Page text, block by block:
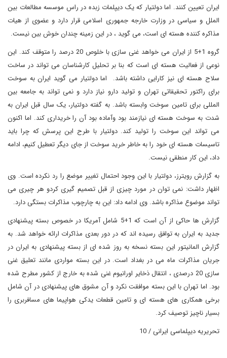
ایران تعیین کنند. اما دولتیار که یک دیپلمات زبده در راس موسسه مطالعات بین
الملل و سیاسی در وزارت خارجه جمهوری اسلامی قرار دارد و عضوی از هیات
مذاکره کننده هسته ای است، می گوید ، در این زمینه چندان خوش بین نیست.
گروه 1+5 از ایران می خواهد غنی سازی با خلوص 20 درصد را متوقف کند. این
نوعی از فعالیت هسته ای است که بنا بر تحلیل کارشناسان می تواند در ساخت
سلاح هسته ای نیز کارایی داشته باشد. اما دولتیار می گوید ایران به سوخت
برای راکتور تحقیقاتی تهران و تولید دارو نیاز دارد و نمی تواند به جامعه بین
المللی برای تامین سوخت وابسته باشد. به گفته دولتیار، یک سال قبل ایران به
شدت به سوخت هسته ای نیازمند بود وآماده بود آن را خریداری کند. اما اکنون
می تواند این سوخت را تولید کند. دولتیار با طرح این پرسش که چرا باید
تاسیسات هسته ای خود را به خاطر خرید سوخت از جای دیگر تعطیل کنیم، ادامه
داد، این کار منطقی نیست.
به گزارش رویترز، دولتیار با این وجود احتمال تغییر موضع را رد نکرده است. وی
اظهار داشت: نمی توان در مورد چیزی از قبل تصمیم گیری کردو هر چیری می
تواند موضوع مذاکره باشد. وی ادامه داد: این به چارچوب مذاکرات بستگی دارد.
گزارش ها حاکی از آن است که 1+5 شامل آمریکا در خصوص بسته پیشنهادی
جدید به ایران به توافق رسیده اند که در دور بعدی مذاکرات ارائه خواهد شد. به
گزارش المانیتور این بسته نسخه به روز شده ای از بسته پیشنهادی به ایران در
جریان مذاکرات ماه می در بغداد است. در این بسته مواردی مانند تعلیق غنی
سازی 20 درصدی ، انتقال ذخایر اورانیوم غنی شده به خارج از کشور مطرح شده
بود. اما تهران با این بسته موافقت نکرد و آن مشوق های پیشنهادی در آن شامل
برخی همکاری های هسته ای و تامین قطعات یدکی هواپیما های مسافربری را
بسیار ناچیز توصیف کرد.
تحریریه دیپلماسی ایرانی / 10